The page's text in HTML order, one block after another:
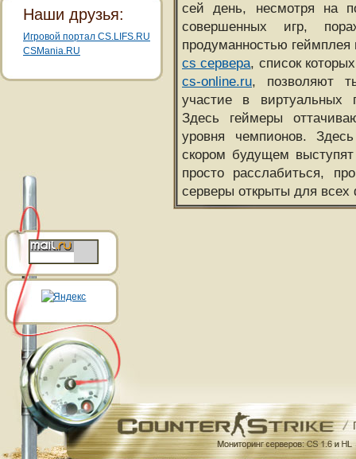
сей день, несмотря на
совершенных игр,
продуманностью
cs сервера, список
cs-online.ru, позволяют
участие в виртуальных
Здесь геймеры
уровня чемпионов.
скором будущем
просто расслабиться,
серверы открыты для всех
Наши друзья:
Игровой портал CS.LIFS.RU
CSMania.RU